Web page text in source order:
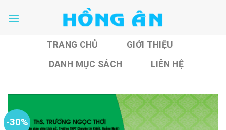
TRANG CHỦ
GIỚI THIỆU
DANH MỤC SÁCH
LIÊN HỆ
-30%